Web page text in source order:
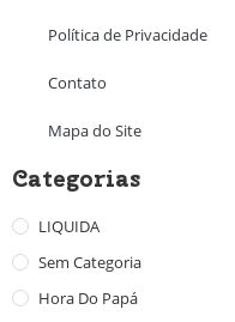
Política de Privacidade
Contato
Mapa do Site
Categorias
LIQUIDA
Sem Categoria
Hora Do Papá